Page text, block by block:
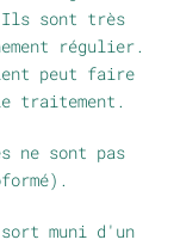
sont très
régulier.
peut faire
traitement.
ne sont pas
muni d'un